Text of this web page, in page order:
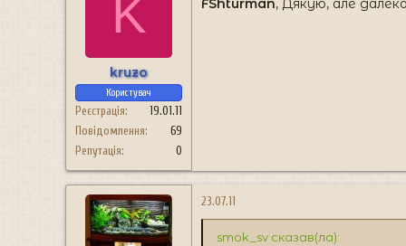
K
kruzo
Користувач
Реєстрація
19.01.11
Повідомлення
69
Репутація
0
FShturman, Дякую, але
23.07.11
smok_sv сказав(ла):